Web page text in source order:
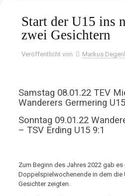
Start der U15 ins
zwei Gesichtern
Veröffentlicht von Markus
Samstag 08.01.22 TEV
Wanderers Germering
Sonntag 09.01.22
– TSV Erding U15 9:1
Zum Beginn des Jahres 2022 gab es
Doppelspielwochenende in dem die
Gesichter zeigten.